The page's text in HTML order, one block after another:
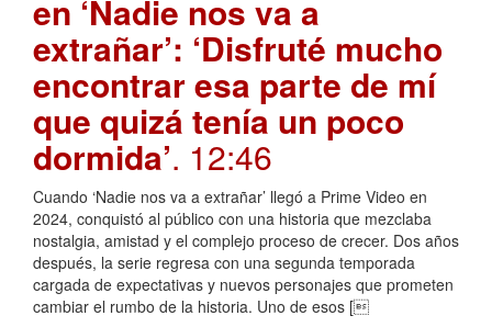
en ‘Nadie nos va a
extrañar’: ‘Disfruté mucho
encontrar esa parte de mí
que quizá tenía un poco
dormida’. 12:46
Cuando ‘Nadie nos va a extrañar’ llegó a Prime Video en
2024, conquistó al público con una historia que mezclaba
nostalgia, amistad y el complejo proceso de crecer. Dos años
después, la serie regresa con una segunda temporada
cargada de expectativas y nuevos personajes que prometen
cambiar el rumbo de la historia. Uno de esos [